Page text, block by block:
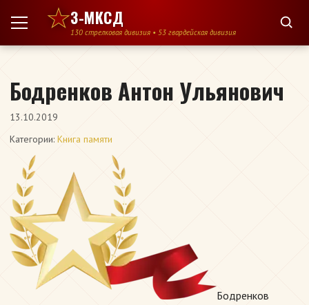
Перейти к содержимому
3-МКСД
130 стрелковая дивизия • 53 гвардейская дивизия
Бодренков Антон Ульянович
13.10.2019
Категории: Книга памяти
Бодренков